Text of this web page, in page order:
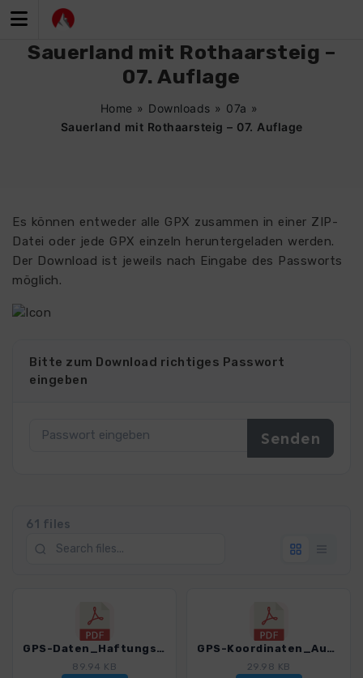
Inhalt
Sauerland mit Rothaarsteig –
07. Auflage
Home » Downloads » 07a »
Sauerland mit Rothaarsteig – 07. Auflage
Es können entweder alle GPX zusammen in einer ZIP-
Datei oder jede GPX einzeln heruntergeladen werden.
Der Download ist jeweils nach Eingabe des Passworts
möglich.
Bitte zum Download richtiges Passwort
eingeben
61 files
GPS-Daten_Haftungsausschluss-Nutzungsbedingungen_WF_Sauerland_4038_7.pdf
89.94 KB
GPS-Koordinaten_Ausgangspunkte_WF_Sauerland_4038_7.pdf
29.98 KB